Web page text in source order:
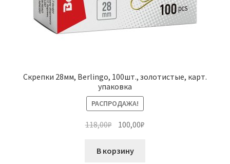
Скрепки 28мм, Berlingo, 100шт., золотистые, карт.
упаковка
РАСПРОДАЖА!
118,00₽ Первоначальная
составляла
100,00₽
В корзину